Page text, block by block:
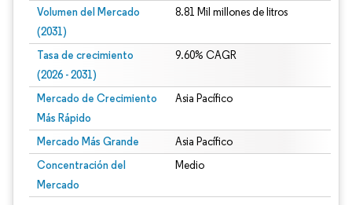
Volumen del Mercado
(2031)
8.81 Mil millones de litros
Tasa de crecimiento
(2026 - 2031)
9.60% CAGR
Mercado de Crecimiento
Más Rápido
Asia Pacífico
Mercado Más Grande Asia Pacífico
Concentración del
Mercado
Medio